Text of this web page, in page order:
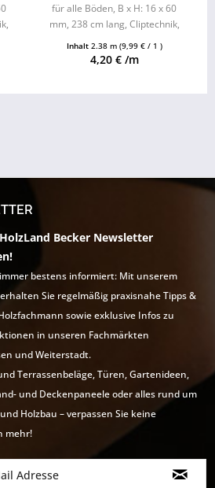
für alle Böden, B x H: 16 x 60
mm, 238 cm lang, Cliptechnik,
erhältlich
Inhalt 2.38 m (9,99 € / 1 )
4,20 € /m
Becker Newsletter
bestens informiert: Mit unserem
Sie regelmäßig praxisnahe Tipps &
sowie exklusive Infos zu
in unseren Fachmärkten
und Weiterstadt.
Terrassenbeläge, Türen, Gartenideen,
und Deckenpaneele oder alles rund um
Holzbau – verpassen Sie keine
mehr!